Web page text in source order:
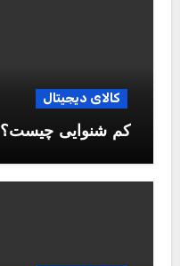
کالای دیجیتال
کم شنوایی چیست؟